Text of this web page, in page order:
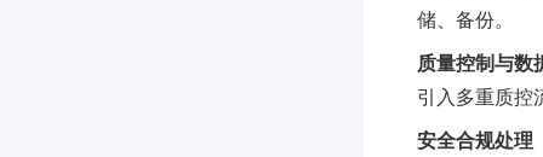
储、备份。
质量控制与数
引入多重质控
安全合规处理